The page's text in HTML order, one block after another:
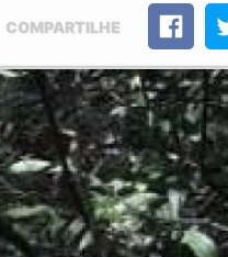
COMPARTILHE